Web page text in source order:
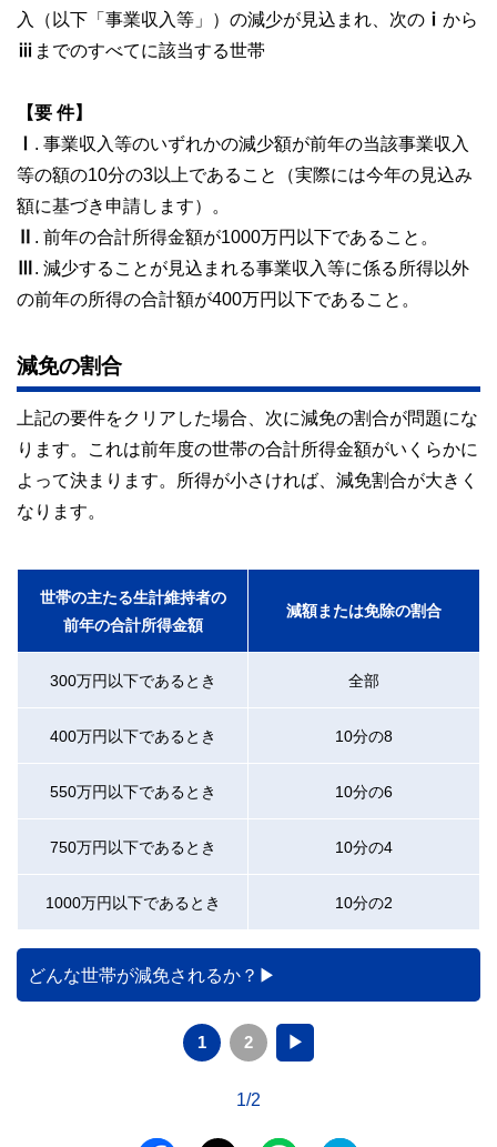
入（以下「事業収入等」）の減少が見込まれ、次のⅰから
ⅲまでのすべてに該当する世帯
【要 件】
Ⅰ. 事業収入等のいずれかの減少額が前年の当該事業収入
等の額の10分の3以上であること（実際には今年の見込み
額に基づき申請します）。
Ⅱ. 前年の合計所得金額が1000万円以下であること。
Ⅲ. 減少することが見込まれる事業収入等に係る所得以外
の前年の所得の合計額が400万円以下であること。
減免の割合
上記の要件をクリアした場合、次に減免の割合が問題にな
ります。これは前年度の世帯の合計所得金額がいくらかに
よって決まります。所得が小さければ、減免割合が大きく
なります。
世帯の主たる生計維持者の
前年の合計所得金額
減額または免除の割合
300万円以下であるとき 全部
400万円以下であるとき 10分の8
550万円以下であるとき 10分の6
750万円以下であるとき 10分の4
1000万円以下であるとき 10分の2
どんな世帯が減免されるか？
1 2 ▶
1/2